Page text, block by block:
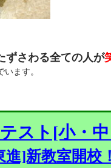
ずさわる全ての人が
ます。
スト[小・中
進]新教室開校